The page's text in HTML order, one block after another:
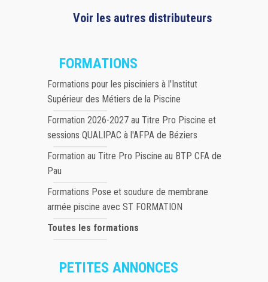
Voir les autres distributeurs
FORMATIONS
Formations pour les pisciniers à l'Institut
Supérieur des Métiers de la Piscine
Formation 2026-2027 au Titre Pro Piscine et
sessions QUALIPAC à l'AFPA de Béziers
Formation au Titre Pro Piscine au BTP CFA de
Pau
Formations Pose et soudure de membrane
armée piscine avec ST FORMATION
Toutes les formations
PETITES ANNONCES